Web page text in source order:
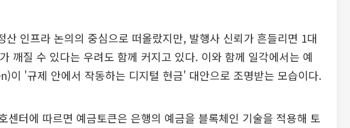
산 인프라 논의의 중심으로 떠올랐지만, 발행사 신뢰가 흔들리면 1대
깨질 수 있다는 우려도 함께 커지고 있다. 이와 함께 일각에서는 예
이 '규제 안에서 작동하는 디지털 현금' 대안으로 조명받는 모습이다.
센터에 따르면 예금토큰은 은행의 예금을 블록체인 기술을 적용해 토